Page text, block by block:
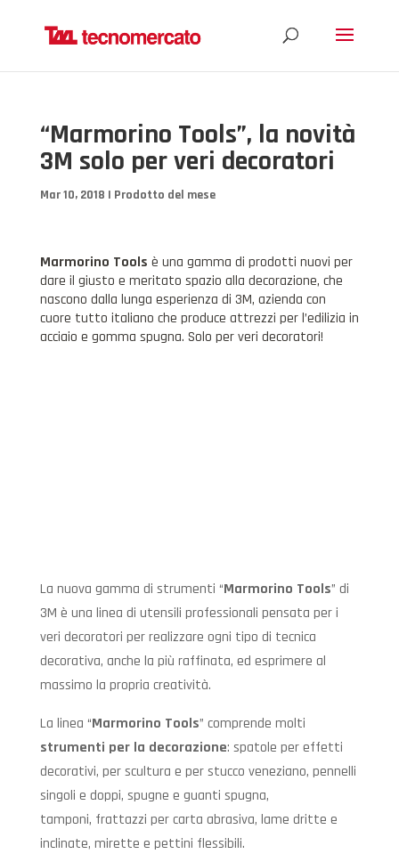
“Marmorino Tools”, la novità
3M solo per veri decoratori
Mar 10, 2018 | Prodotto del mese
Marmorino Tools è una gamma di prodotti nuovi per
dare il giusto e meritato spazio alla decorazione, che
nascono dalla lunga esperienza di 3M, azienda con
cuore tutto italiano che produce attrezzi per l’edilizia in
acciaio e gomma spugna. Solo per veri decoratori!
La nuova gamma di strumenti “Marmorino Tools” di
3M è una linea di utensili professionali pensata per i
veri decoratori per realizzare ogni tipo di tecnica
decorativa, anche la più raffinata, ed esprimere al
massimo la propria creatività.
La linea “Marmorino Tools” comprende molti
strumenti per la decorazione: spatole per effetti
decorativi, per scultura e per stucco veneziano, pennelli
singoli e doppi, spugne e guanti spugna,
tamponi, frattazzi per carta abrasiva, lame dritte e
inclinate, mirette e pettini flessibili.